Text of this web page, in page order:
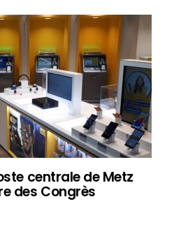
centrale de Metz
des Congrès